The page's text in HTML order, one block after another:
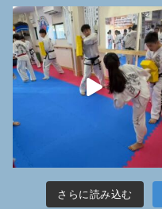
さらに読み込む